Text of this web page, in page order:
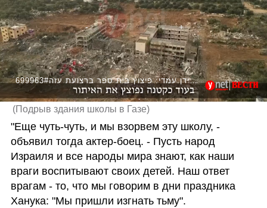
699963#בקולו של עידן עמדי: פיצוץ בית ספר ברצועת עזה
(Подрыв здания школы в Газе)
"Еще чуть-чуть, и мы взорвем эту школу, -
объявил тогда актер-боец. - Пусть народ
Израиля и все народы мира знают, как наши
враги воспитывают своих детей. Наш ответ
врагам - то, что мы говорим в дни праздника
Ханука: "Мы пришли изгнать тьму".